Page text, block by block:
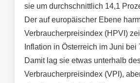
sie um durchschnittlich 14,1
Der auf europäischer Ebene
Verbraucherpreisindex (HPVI)
Inflation in Österreich im Juni bei
Damit lag sie etwas unterhalb
Verbraucherpreisindex (VPI),